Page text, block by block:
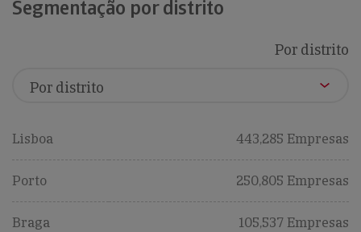
Segmentação por distrito
Por distrito
Lisboa 443,285 Empresas
Porto 250,805 Empresas
Braga 105,537 Empresas